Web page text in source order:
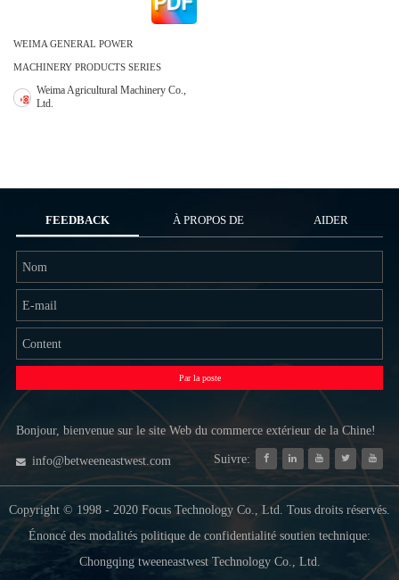
WEIMA GENERAL POWER
MACHINERY PRODUCTS SERIES
Weima Agricultural Machinery Co.,
Ltd.
FEEDBACK À PROPOS DE
NOUS
AIDER
Par la poste
Bonjour, bienvenue sur le site Web du commerce extérieur de la Chine!
info@betweeneastwest.com Suivre:
Copyright © 1998 - 2020 Focus Technology Co., Ltd. Tous droits réservés.
Énoncé des modalités politique de confidentialité soutien technique:
Chongqing tweeneastwest Technology Co., Ltd.